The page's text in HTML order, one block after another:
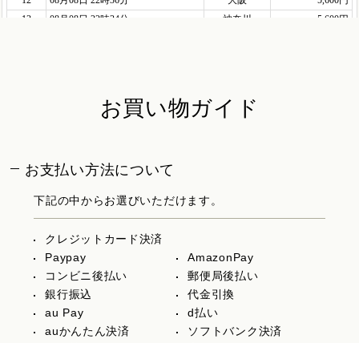
お買い物ガイド
お支払い方法について
下記の中からお選びいただけます。
クレジットカード決済
Paypay
AmazonPay
コンビニ後払い
郵便局後払い
銀行振込
代金引換
au Pay
d払い
auかんたん決済
ソフトバンク決済